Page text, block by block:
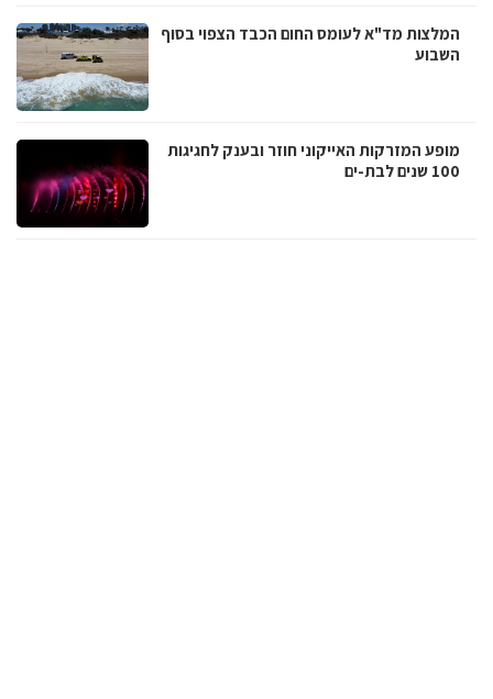
המלצות מד"א לעומס החום הכבד הצפוי בסוף
השבוע
מופע המזרקות האייקוני חוזר ובענק לחגיגות
100 שנים לבת-ים